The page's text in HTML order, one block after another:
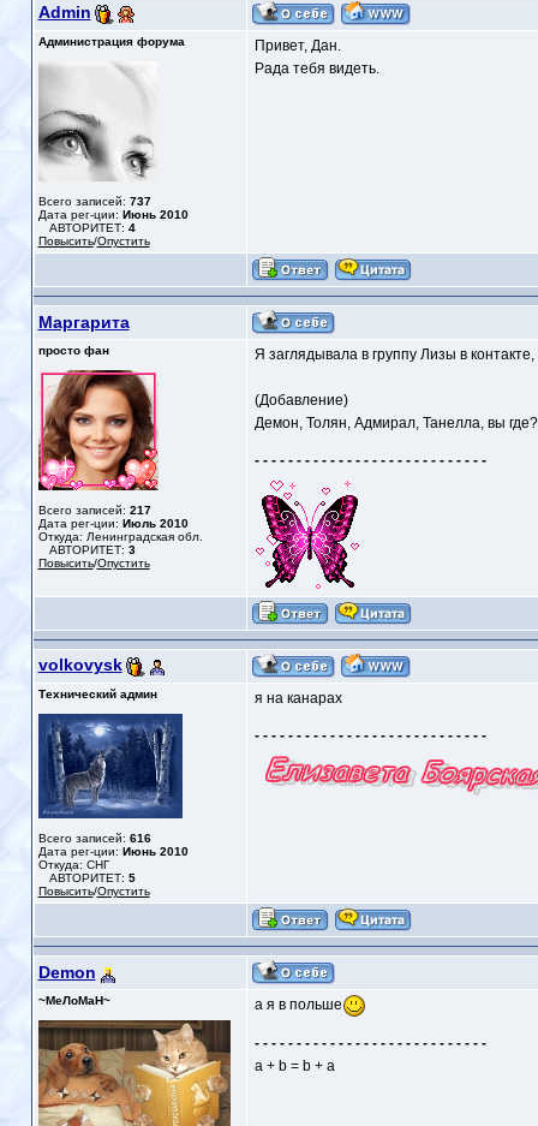
Admin
Администрация форума
Всего записей: 737
Дата рег-ции: Июнь 2010
АВТОРИТЕТ: 4
Повысить/Опустить
Привет, Дан.
Рада тебя видеть.
Маргарита
просто фан
Всего записей: 217
Дата рег-ции: Июль 2010
Откуда: Ленинградская обл.
АВТОРИТЕТ: 3
Повысить/Опустить
Я заглядывала в группу Лизы в
(Добавление)
Демон, Толян, Адмирал, Танелла, вы
- - - - - - - - - - - - - - - - - - - - - - - - - - - -
volkovysk
Технический админ
Всего записей: 616
Дата рег-ции: Июнь 2010
Откуда: СНГ
АВТОРИТЕТ: 5
Повысить/Опустить
я на канарах
- - - - - - - - - - - - - - - - - - - - - - - - - - - -
Demon
~МеЛоМаН~ а я в польше
- - - - - - - - - - - - - - - - - - - - - - - - - - - -
a + b = b + a